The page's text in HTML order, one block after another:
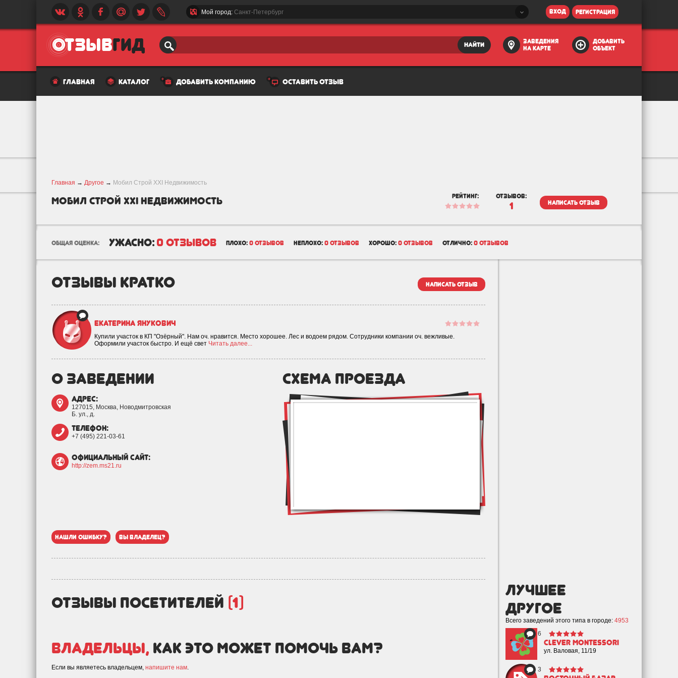
Мой город: Санкт-Петербург вход регистрация
найти
заведения
на карте
добавить
объект
главная каталог добавить компанию оставить отзыв
Главная → Другое → Мобил Строй XXI Недвижимость
Мобил Строй XXI Недвижимость рейтинг: отзывов:
1 написать отзыв
общая оценка: ужасно: 0 отзывов плохо: 0 отзывов неплохо: 0 отзывов хорошо: 0 отзывов отлично: 0 отзывов
лучшее
Другое
Всего заведений этого типа в городе: 4953
6
Clever Montessori
ул. Валовая, 11/19
3
отзывы кратко написать отзыв
Екатерина Янукович
Купили участок в КП "Озёрный". Нам оч. нравится. Место хорошее. Лес и водоем рядом. Сотрудники компании оч. вежливые.
Оформили участок быстро. И ещё свет Читать далее...
о заведении
адрес:
127015, Москва, Новодмитровская
Б. ул., д.
телефон:
+7 (495) 221-03-61
официальный сайт:
http://zem.ms21.ru
схема проезда
нашли ошибку? вы владелец?
отзывы посетителей (1)
Владельцы, как это может помочь вам?
Если вы являетесь владельцем, напишите нам.